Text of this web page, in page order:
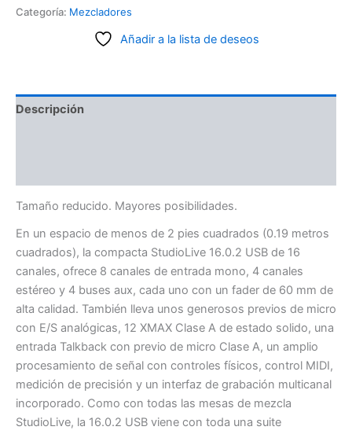
Categoría: Mezcladores
Añadir a la lista de deseos
Descripción
Tamaño reducido. Mayores posibilidades.
En un espacio de menos de 2 pies cuadrados (0.19 metros
cuadrados), la compacta StudioLive 16.0.2 USB de 16
canales, ofrece 8 canales de entrada mono, 4 canales
estéreo y 4 buses aux, cada uno con un fader de 60 mm de
alta calidad. También lleva unos generosos previos de micro
con E/S analógicas, 12 XMAX Clase A de estado solido, una
entrada Talkback con previo de micro Clase A, un amplio
procesamiento de señal con controles físicos, control MIDI,
medición de precisión y un interfaz de grabación multicanal
incorporado. Como con todas las mesas de mezcla
StudioLive, la 16.0.2 USB viene con toda una suite